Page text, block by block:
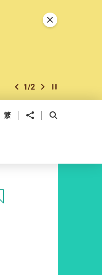
上一个
1/2 下一个开始/暂停幻灯
关闭特別通告
繁 分享到 开启搜寻框